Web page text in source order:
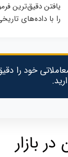
یافتن دقیق‌ترین
را با داده‌های
خود را
بازار